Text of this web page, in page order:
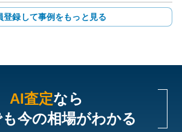
登録して事例をもっと見る
AI査定なら
今の相場がわかる